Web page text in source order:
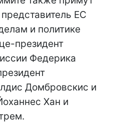
ЕС
и политике
президент
Федерика
Домбровскис и
Хан и